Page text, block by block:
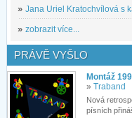
» Jana Uriel Kratochvílová s
» zobrazit více...
PRÁVĚ VYŠLO
Montáž
» Traband
Nová
písních